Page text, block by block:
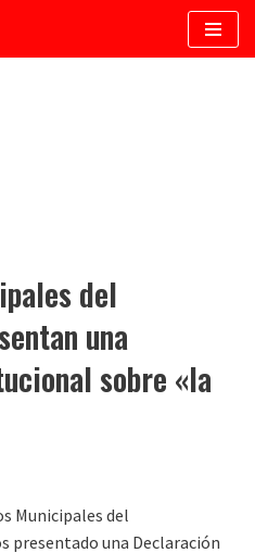
del
una
sobre «la
Municipales del
presentado una Declaración